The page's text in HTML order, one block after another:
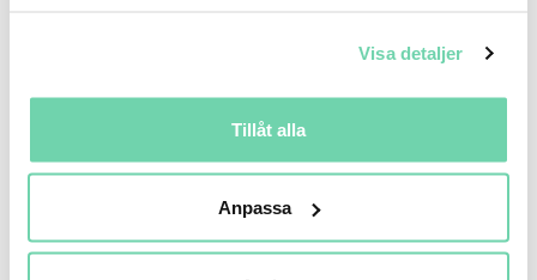
Visa detaljer
Tillåt alla
Anpassa
Game Changing Alliance, håller med.
–Vi arbetar med övergången till godsflöden med
batteridrivna tunga fordon. Bev_R erbjuder bland annat
laddning och ruttoptimerar i realtid. Det har inte funnits